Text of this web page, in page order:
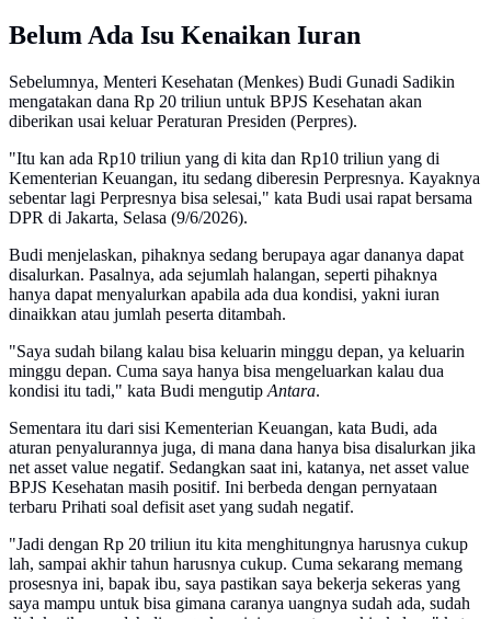
Belum Ada Isu Kenaikan Iuran
Sebelumnya, Menteri Kesehatan (Menkes) Budi Gunadi Sadikin
mengatakan dana Rp 20 triliun untuk BPJS Kesehatan akan
diberikan usai keluar Peraturan Presiden (Perpres).
"Itu kan ada Rp10 triliun yang di kita dan Rp10 triliun yang di
Kementerian Keuangan, itu sedang diberesin Perpresnya. Kayaknya
sebentar lagi Perpresnya bisa selesai," kata Budi usai rapat bersama
DPR di Jakarta, Selasa (9/6/2026).
Budi menjelaskan, pihaknya sedang berupaya agar dananya dapat
disalurkan. Pasalnya, ada sejumlah halangan, seperti pihaknya
hanya dapat menyalurkan apabila ada dua kondisi, yakni iuran
dinaikkan atau jumlah peserta ditambah.
"Saya sudah bilang kalau bisa keluarin minggu depan, ya keluarin
minggu depan. Cuma saya hanya bisa mengeluarkan kalau dua
kondisi itu tadi," kata Budi mengutip Antara.
Sementara itu dari sisi Kementerian Keuangan, kata Budi, ada
aturan penyalurannya juga, di mana dana hanya bisa disalurkan jika
net asset value negatif. Sedangkan saat ini, katanya, net asset value
BPJS Kesehatan masih positif. Ini berbeda dengan pernyataan
terbaru Prihati soal defisit aset yang sudah negatif.
"Jadi dengan Rp 20 triliun itu kita menghitungnya harusnya cukup
lah, sampai akhir tahun harusnya cukup. Cuma sekarang memang
prosesnya ini, bapak ibu, saya pastikan saya bekerja sekeras yang
saya mampu untuk bisa gimana caranya uangnya sudah ada, sudah